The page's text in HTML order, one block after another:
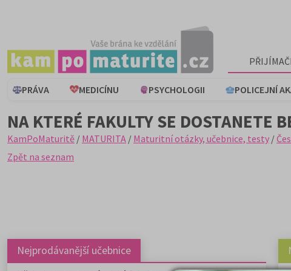
PRÁVA MEDICÍNU PSYCHOLOGII POLICEJNÍ
NA KTERÉ FAKULTY SE DOSTANETE
KamPoMaturitě / MATURITA / Maturitní otázky, učebnice, testy /
Zpět na seznam
Nejprodávanější učebnice